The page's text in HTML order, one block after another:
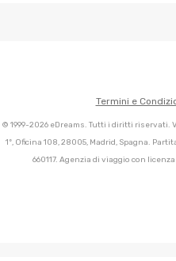
Termini e
© 1999-2026 eDreams. Tutti i diritti riservati.
1º, Oficina 108, 28005, Madrid, Spagna.
660117. Agenzia di viaggio con